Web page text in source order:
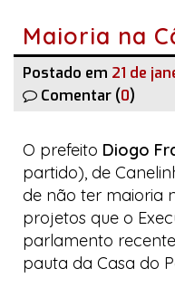
Maioria na
Postado em 21 de
Comentar (0)
O prefeito Diogo
partido), de
de não ter maioria
projetos que o
parlamento
pauta da Casa do